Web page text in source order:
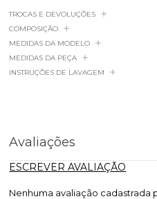
TROCAS E DEVOLUÇÕES
MEDIDAS DA PEÇA
COMPOSIÇÃO
INSTRUÇÕES DE LAVAGEM
MEDIDAS DA MODELO
Avaliações
ESCREVER AVALIAÇÃO
Nenhuma avaliação cadastrada